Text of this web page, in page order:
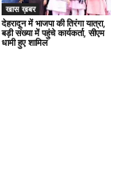
खास ख़बर
देहरादून में भाजपा की तिरंगा यात्रा,
बड़ी संख्या में पहुंचे कार्यकर्ता, सीएम
धामी हुए शामिल